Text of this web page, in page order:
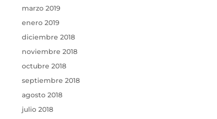
marzo 2019
enero 2019
diciembre 2018
noviembre 2018
octubre 2018
septiembre 2018
agosto 2018
julio 2018